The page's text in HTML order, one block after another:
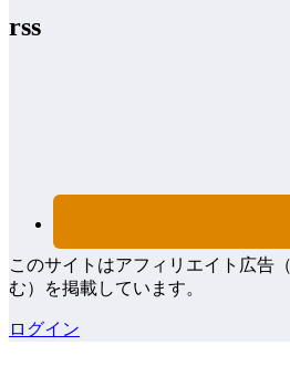
rss
このサイトはアフィリエイト広告
む）を掲載しています。
ログイン